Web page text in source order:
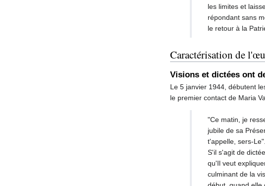
les limites et
répondant sans
le retour à la
Caractérisation de
Visions et dictées ont
Le 5 janvier 1944, débutent
le premier contact de Maria
"Ce matin, je
jubile de sa
t'appelle, sers-
S'il s'agit de
qu'Il veut
culminant de la